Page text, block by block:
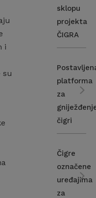
i
su
sklopu
projekta
ČIGRA
platforma
za
čigri
Čigre
označene
uređajima
za